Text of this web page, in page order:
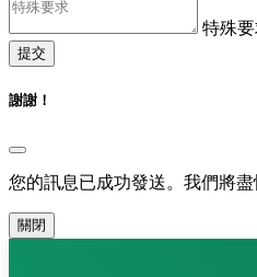
特殊
提交
謝謝！
您的訊息已成功發送。我們將盡
關閉